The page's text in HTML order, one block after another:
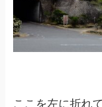
ここを左に折れ